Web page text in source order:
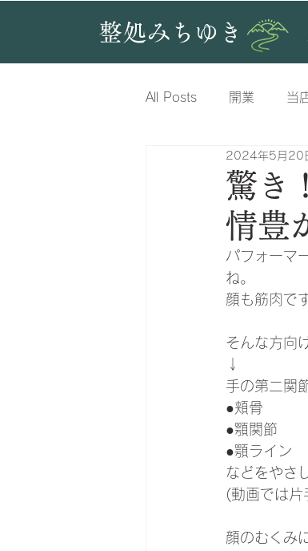
整処みちゆき
All Posts 開業 当
脚 肩
腕
驚き
情豊
2024年5月20
パフォーマ
ね。
顔も筋肉で
そんな方向
↓
手の第二関
●頬骨
●顎関節
●顎ライン
などをやさ
(動画では片
顔のむくみ